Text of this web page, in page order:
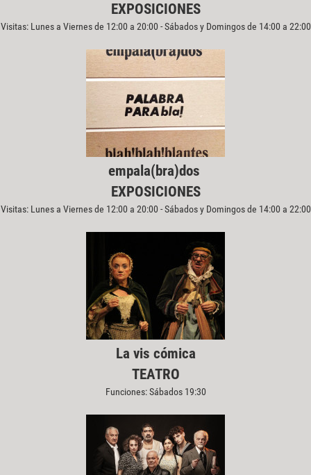
EXPOSICIONES
Visitas: Lunes a Viernes de 12:00 a 20:00 - Sábados y Domingos de 14:00 a 22:00
empala(bra)dos
EXPOSICIONES
Visitas: Lunes a Viernes de 12:00 a 20:00 - Sábados y Domingos de 14:00 a 22:00
La vis cómica
TEATRO
Funciones: Sábados 19:30